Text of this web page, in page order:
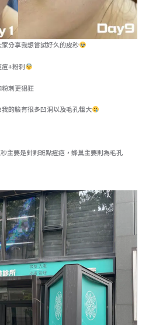
分享我想嘗試好久的皮秒
+粉刺
刺更猖狂
的臉有很多凹洞以及毛孔粗大
主要是針對斑點痘疤，蜂巢主要則為毛孔